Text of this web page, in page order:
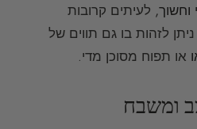
וחשוך, לעיתים קרובות
לזהות בו גם תווים של
או תפוח מסוכן מדי.
ומשבח